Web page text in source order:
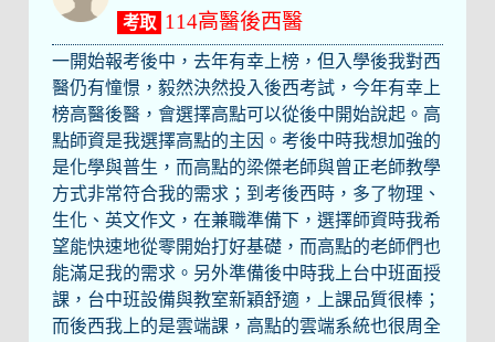
考取 114高醫後西醫
一開始報考後中，去年有幸上榜，但入學後我對西
醫仍有憧憬，毅然決然投入後西考試，今年有幸上
榜高醫後醫，會選擇高點可以從後中開始說起。高
點師資是我選擇高點的主因。考後中時我想加強的
是化學與普生，而高點的梁傑老師與曾正老師教學
方式非常符合我的需求；到考後西時，多了物理、
生化、英文作文，在兼職準備下，選擇師資時我希
望能快速地從零開始打好基礎，而高點的老師們也
能滿足我的需求。另外準備後中時我上台中班面授
課，台中班設備與教室新穎舒適，上課品質很棒；
而後西我上的是雲端課，高點的雲端系統也很周全